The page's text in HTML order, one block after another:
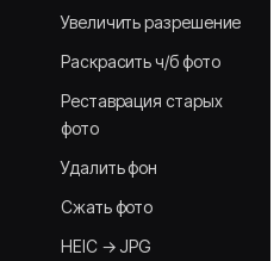
Увеличить разрешение
Раскрасить ч/б фото
Реставрация старых
фото
Удалить фон
Сжать фото
HEIC → JPG